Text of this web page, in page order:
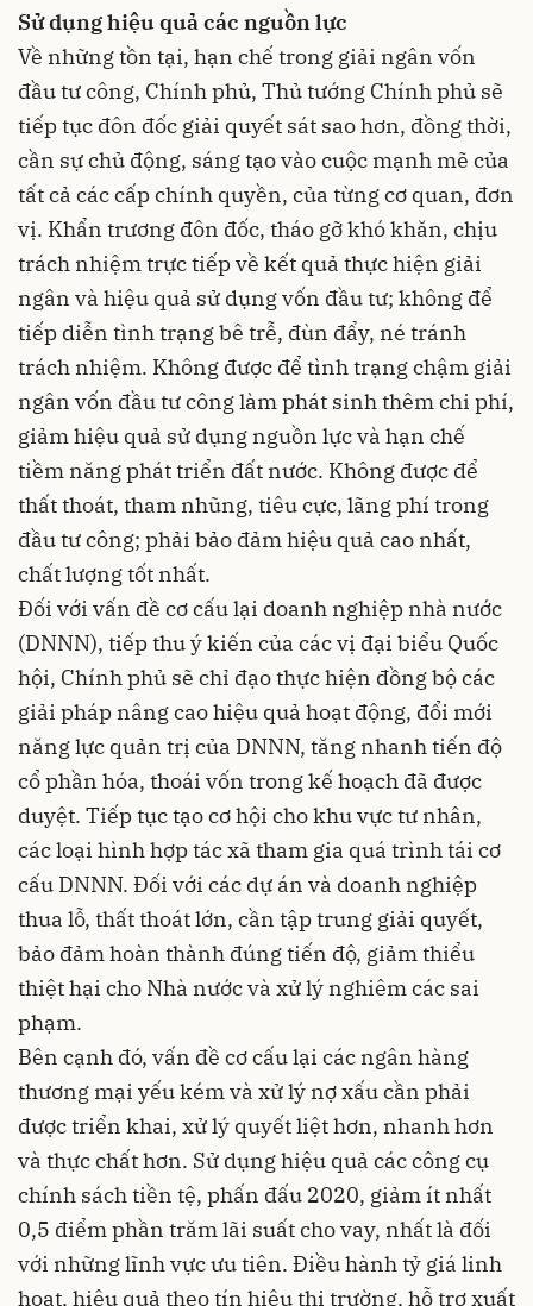
Sử dụng hiệu quả các nguồn lực
Về những tồn tại, hạn chế trong giải ngân vốn
đầu tư công, Chính phủ, Thủ tướng Chính phủ sẽ
tiếp tục đôn đốc giải quyết sát sao hơn, đồng thời,
cần sự chủ động, sáng tạo vào cuộc mạnh mẽ của
tất cả các cấp chính quyền, của từng cơ quan, đơn
vị. Khẩn trương đôn đốc, tháo gỡ khó khăn, chịu
trách nhiệm trực tiếp về kết quả thực hiện giải
ngân và hiệu quả sử dụng vốn đầu tư; không để
tiếp diễn tình trạng bê trễ, đùn đẩy, né tránh
trách nhiệm. Không được để tình trạng chậm giải
ngân vốn đầu tư công làm phát sinh thêm chi phí,
giảm hiệu quả sử dụng nguồn lực và hạn chế
tiềm năng phát triển đất nước. Không được để
thất thoát, tham nhũng, tiêu cực, lãng phí trong
đầu tư công; phải bảo đảm hiệu quả cao nhất,
chất lượng tốt nhất.
Đối với vấn đề cơ cấu lại doanh nghiệp nhà nước
(DNNN), tiếp thu ý kiến của các vị đại biểu Quốc
hội, Chính phủ sẽ chỉ đạo thực hiện đồng bộ các
giải pháp nâng cao hiệu quả hoạt động, đổi mới
năng lực quản trị của DNNN, tăng nhanh tiến độ
cổ phần hóa, thoái vốn trong kế hoạch đã được
duyệt. Tiếp tục tạo cơ hội cho khu vực tư nhân,
các loại hình hợp tác xã tham gia quá trình tái cơ
cấu DNNN. Đối với các dự án và doanh nghiệp
thua lỗ, thất thoát lớn, cần tập trung giải quyết,
bảo đảm hoàn thành đúng tiến độ, giảm thiểu
thiệt hại cho Nhà nước và xử lý nghiêm các sai
phạm.
Bên cạnh đó, vấn đề cơ cấu lại các ngân hàng
thương mại yếu kém và xử lý nợ xấu cần phải
được triển khai, xử lý quyết liệt hơn, nhanh hơn
và thực chất hơn. Sử dụng hiệu quả các công cụ
chính sách tiền tệ, phấn đấu 2020, giảm ít nhất
0,5 điểm phần trăm lãi suất cho vay, nhất là đối
với những lĩnh vực ưu tiên. Điều hành tỷ giá linh
hoạt, hiệu quả theo tín hiệu thị trường, hỗ trợ xuất